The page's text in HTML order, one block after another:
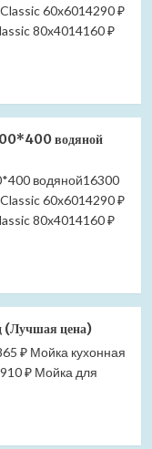
60x6014290 ₽
80x4014160 ₽
водяной
водяной16300
60x6014290 ₽
80x4014160 ₽
цена)
₽ Мойка кухонная
₽ Мойка для